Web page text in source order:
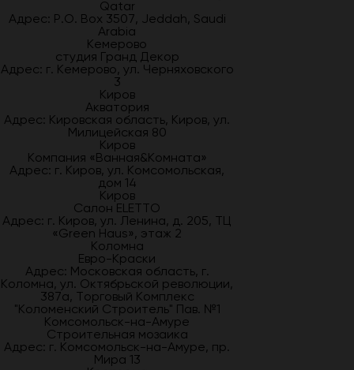
Qatar
Адрес: P.O. Box 3507, Jeddah, Saudi
Arabia
Кемерово
студия Гранд Декор
Адрес: г. Кемерово, ул. Черняховского
3
Киров
Акватория
Адрес: Кировская область, Киров, ул.
Милицейская 80
Киров
Компания «Ванная&Комната»
Адрес: г. Киров, ул. Комсомольская,
дом 14
Киров
Салон ELETTO
Адрес: г. Киров, ул. Ленина, д. 205, ТЦ
«Green Haus», этаж 2
Коломна
Евро-Краски
Адрес: Московская область, г.
Коломна, ул. Октябрьской революции,
387а, Торговый Комплекс
"Коломенский Строитель" Пав. №1
Комсомольск-на-Амуре
Строительная мозаика
Адрес: г. Комсомольск-на-Амуре, пр.
Мира 13